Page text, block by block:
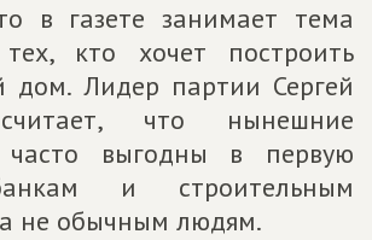
в газете занимает тема
кто хочет построить
дом. Лидер партии Сергей
что нынешние
часто выгодны в первую
и строительным
не обычным людям.